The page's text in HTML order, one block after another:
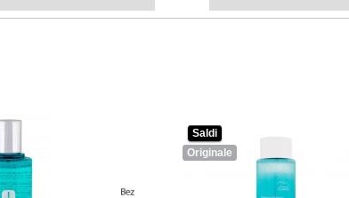
Saldi
Originale